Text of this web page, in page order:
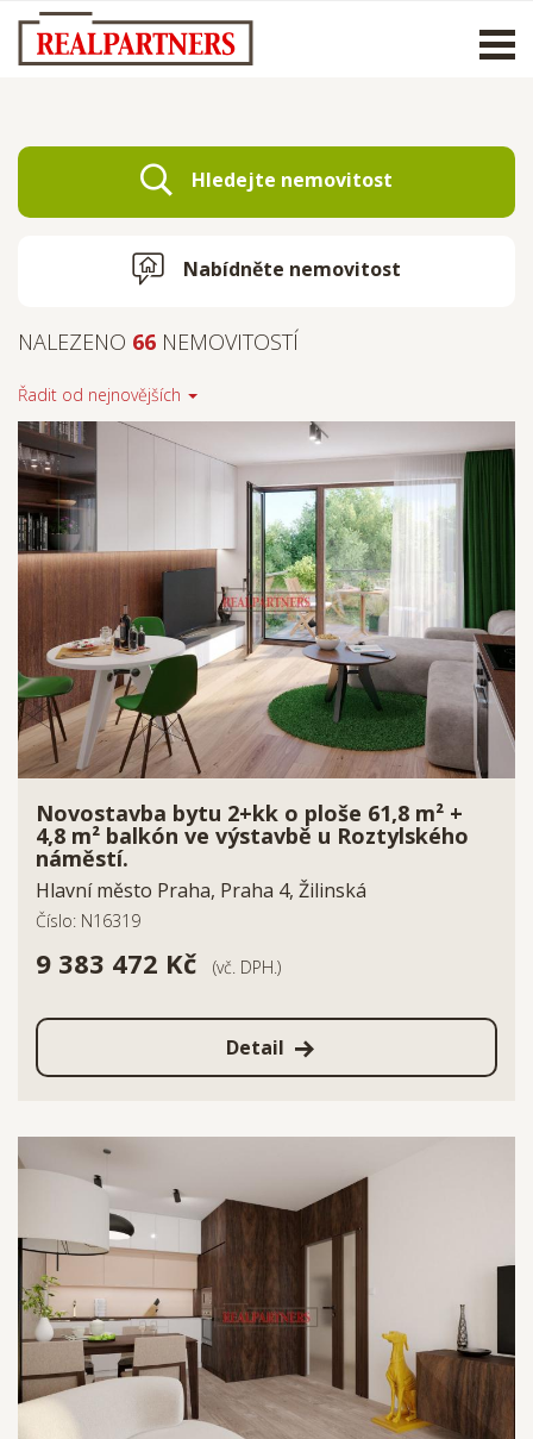
Hledejte nemovitost
Nabídněte nemovitost
NALEZENO 66 NEMOVITOSTÍ
Řadit od nejnovějších
Novostavba bytu 2+kk o ploše 61,8 m² +
4,8 m² balkón ve výstavbě u Roztylského
náměstí.
Hlavní město Praha, Praha 4, Žilinská
Číslo: N16319
9 383 472 Kč (vč. DPH.)
Detail